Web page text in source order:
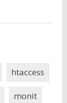
htaccess
monit